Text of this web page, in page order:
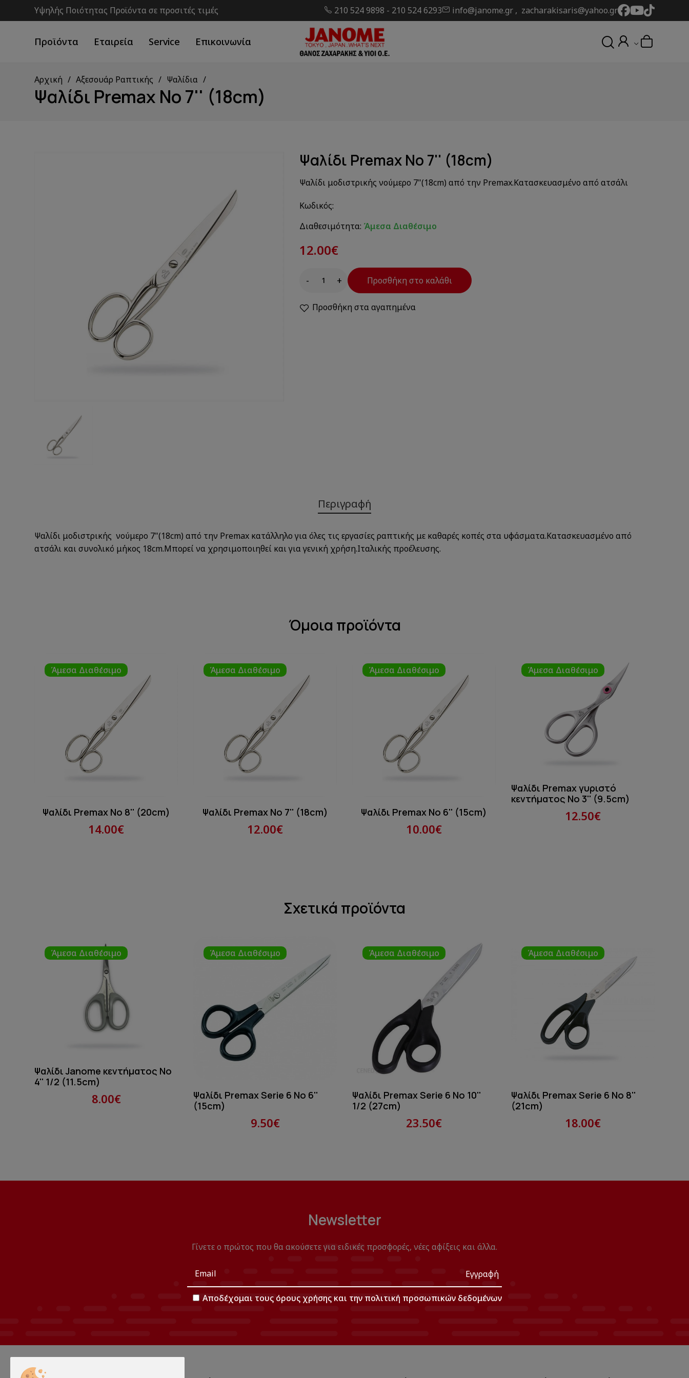
Υψηλής Ποιότητας Προϊόντα σε προσιτές τιμές 210 524 9898 - 210 524 6293 info@janome.gr , zacharakisaris@yahoo.gr
Προϊόντα Εταιρεία Service Επικοινωνία
Αρχική Αξεσουάρ Ραπτικής Ψαλίδια
Ψαλίδι Premax Νο 7'' (18cm)
Ψαλίδι Premax Νο 7'' (18cm)
Ψαλίδι μοδιστρικής νούμερο 7"(18cm) από την Premax.Κατασκευασμένο από ατσάλι
Κωδικός:
Διαθεσιμότητα: Άμεσα Διαθέσιμο
12.00€
- + Προσθήκη στο καλάθι
Προσθήκη στα αγαπημένα
Περιγραφή
Ψαλίδι μοδιστρικής νούμερο 7"(18cm) από την Premax κατάλληλο για όλες τις εργασίες ραπτικής με καθαρές κοπές στα υφάσματα.Κατασκευασμένο από
ατσάλι και συνολικό μήκος 18cm.Μπορεί να χρησιμοποιηθεί και για γενική χρήση.Ιταλικής προέλευσης.
Όμοια προϊόντα
Άμεσα Διαθέσιμο
Ψαλίδι Premax Νο 8'' (20cm)
14.00€
Άμεσα Διαθέσιμο
Ψαλίδι Premax Νο 7'' (18cm)
12.00€
Άμεσα Διαθέσιμο
Ψαλίδι Premax Νο 6'' (15cm)
10.00€
Άμεσα Διαθέσιμο
Ψαλίδι Premax γυριστό
κεντήματος Νo 3'' (9.5cm)
12.50€
Σχετικά προϊόντα
Άμεσα Διαθέσιμο
Ψαλίδι Janome κεντήματος Νo
4'' 1/2 (11.5cm)
8.00€
Άμεσα Διαθέσιμο
Ψαλίδι Premax Serie 6 No 6''
(15cm)
9.50€
Άμεσα Διαθέσιμο
Ψαλίδι Premax Serie 6 No 10''
1/2 (27cm)
23.50€
Άμεσα Διαθέσιμο
Ψαλίδι Premax Serie 6 No 8''
(21cm)
18.00€
Newsletter
Γίνετε ο πρώτος που θα ακούσετε για ειδικές προσφορές, νέες αφίξεις και άλλα.
Εγγραφή
Αποδέχομαι τους όρους χρήσης και την πολιτική προσωπικών δεδομένων